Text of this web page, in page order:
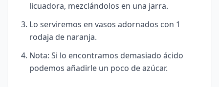
licuadora, mezclándolos en una jarra.
Lo serviremos en vasos adornados con 1
rodaja de naranja.
Nota: Si lo encontramos demasiado ácido
podemos añadirle un poco de azúcar.